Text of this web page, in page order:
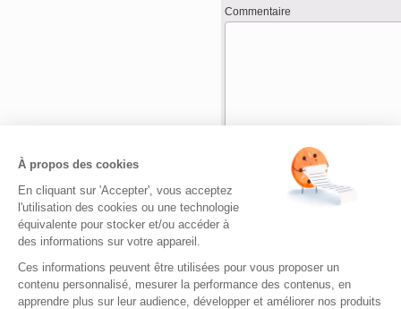
Commentaire
Adresse de messagerie
À propos des cookies
En cliquant sur 'Accepter', vous acceptez
l'utilisation des cookies ou une technologie
équivalente pour stocker et/ou accéder à
des informations sur votre appareil.
Ces informations peuvent être utilisées pour vous proposer un
contenu personnalisé, mesurer la performance des contenus, en
apprendre plus sur leur audience, développer et améliorer nos produits